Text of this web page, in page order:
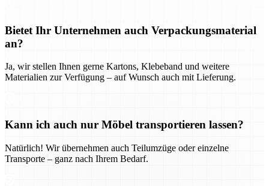
Bietet Ihr Unternehmen auch Verpackungsmaterial
an?
Ja, wir stellen Ihnen gerne Kartons, Klebeband und weitere
Materialien zur Verfügung – auf Wunsch auch mit Lieferung.
Kann ich auch nur Möbel transportieren lassen?
Natürlich! Wir übernehmen auch Teilumzüge oder einzelne
Transporte – ganz nach Ihrem Bedarf.